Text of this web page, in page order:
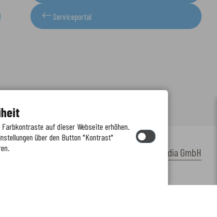
Serviceportal
cm citymedia GmbH
auf dieser Webseite erhöhen.
über den Button "Kontrast"